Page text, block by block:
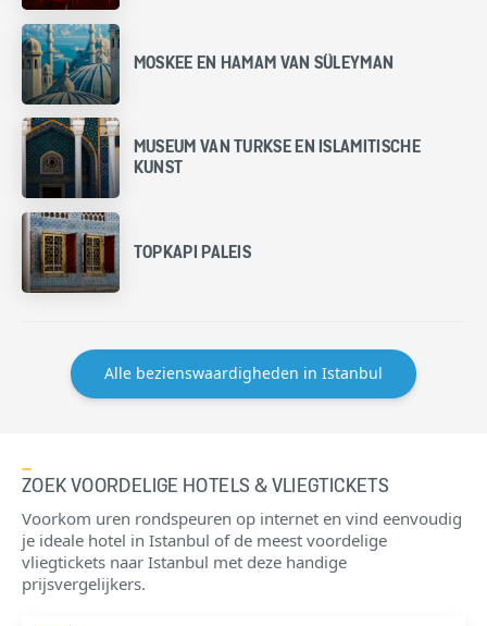
MOSKEE EN HAMAM VAN SÜLEYMAN
MUSEUM VAN TURKSE EN ISLAMITISCHE
KUNST
TOPKAPI PALEIS
Alle bezienswaardigheden in Istanbul
ZOEK VOORDELIGE HOTELS & VLIEGTICKETS
Voorkom uren rondspeuren op internet en vind eenvoudig
je ideale hotel in Istanbul of de meest voordelige
vliegtickets naar Istanbul met deze handige
prijsvergelijkers.